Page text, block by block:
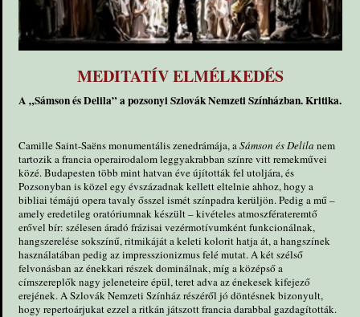
MEDITATÍV ELMÉLKEDÉS
A „Sámson és Delila”a pozsonyi Szlovák Nemzeti Színházban. Kritika.
Camille Saint-Saëns monumentális zenedrámája, aSámson és Delila nem
tartozik a francia operairodalom leggyakrabban színre vitt remekművei
közé. Budapesten több mint hatvan éve újították fel utoljára, és
Pozsonyban is közel egy évszázadnak kellett eltelnie ahhoz, hogy a
bibliai témájú opera tavaly ősszel ismét színpadra kerüljön. Pedig a mű –
amely eredetileg oratóriumnak készült – kivételes atmoszférateremtő
erővel bír: szélesen áradó frázisai vezérmotívumként funkcionálnak,
hangszerelése sokszínű, ritmikáját a keleti kolorit hatja át, a hangszínek
használatában pedig az impresszionizmus felé mutat. A két szélső
felvonásban az énekkari részek dominálnak, míg a középső a
címszereplők nagy jeleneteire épül, teret adva az énekesek kifejező
erejének. A Szlovák Nemzeti Színház részéről jó döntésnek bizonyult,
hogy repertoárjukat ezzel a ritkán játszott francia darabbal gazdagították.